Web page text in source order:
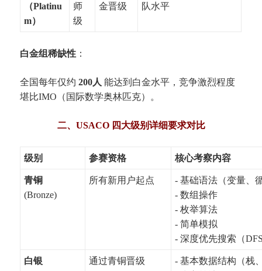
（Platinu
m）
师
级
金晋级
队水平
白金组稀缺性 ：
全国每年仅约200人 能达到白金水平，竞争激烈程度
堪比IMO（国际数学奥林匹克）。
二、USACO 四大级别详细要求对比
级别 参赛资格 核心考察内容
青铜
(Bronze)
所有新用户起点
- 基础语法（变量、
- 数组操作
- 枚举算法
- 简单模拟
- 深度优先搜索（
白银
通过青铜晋级
- 基本数据结构（栈